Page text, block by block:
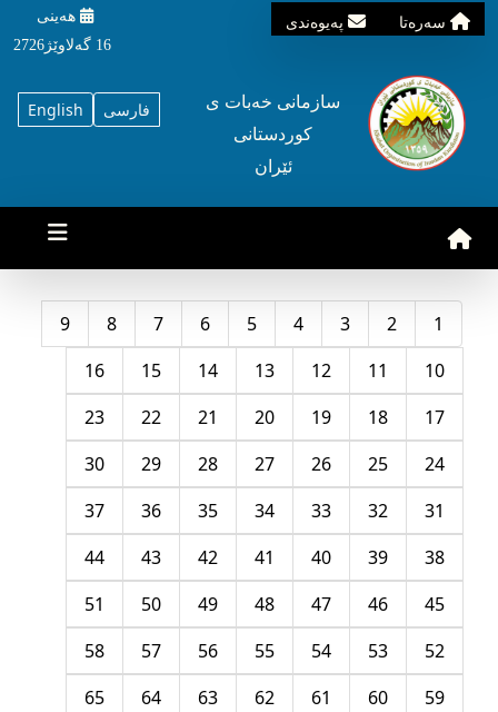
سه‌ره‌تا په‌یوه‌ندی
هه‌ینی
16 گه‌لاوێژ2726
English فارسی
سازمانی خه‌بات ی
کوردستانی
ئێران
1
2
3
4
5
6
7
8
9
10
11
12
13
14
15
16
17
18
19
20
21
22
23
24
25
26
27
28
29
30
31
32
33
34
35
36
37
38
39
40
41
42
43
44
45
46
47
48
49
50
51
52
53
54
55
56
57
58
59
60
61
62
63
64
65